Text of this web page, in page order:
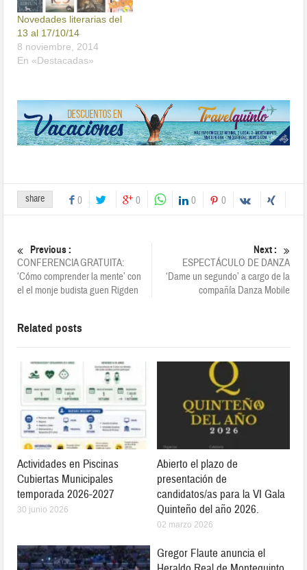
Novedades literarias del
13 al 17/10/14
8 noviembre, 2014
En «Destacadas»
share 0 0 0 0
Previous :
CONFERENCIA GRATUITA:
‘Cómo comprender la mente’ con
el el monje budista guen Rigden
Next :
ESPECTÁCULO DE DANZA
‘Dame un segundo’ a cargo de la
compañía Danza Mobile
Related posts
Actividades en Piscinas
Cubiertas Municipales
temporada 2026-2027
30 junio 2026
Abierto el plazo de
presentación de
candidatos/as para la VI Gala
Quinteño del año 2026.
02 marzo 2026
Gregor Flaute anuncia el